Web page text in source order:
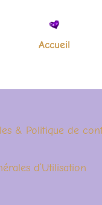
Accueil
& Politique de
d’Utilisation